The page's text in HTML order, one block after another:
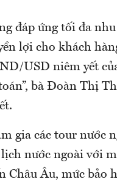
đáp ứng tối đa
lợi cho khách
USD niêm yết
bà Đoàn Thị
gia các tour nước
nước ngoài với
Châu Âu, mức bảo